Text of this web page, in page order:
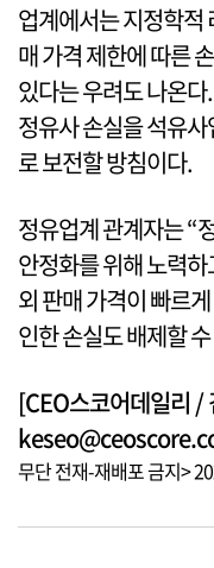
업계에서는 지정학적
매 가격 제한에 따른
있다는 우려도 나온
정유사 손실을 석유
로 보전할 방침이다.
정유업계 관계자는 “
안정화를 위해 노력
외 판매 가격이 빠르
인한 손실도 배제할
[CEO스코어데일리 /
무단 전재-재배포 금지>